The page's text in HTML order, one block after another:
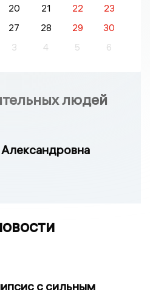
20 21 22
23
27 28 29
30
3 4 5 6
людей
с сильным